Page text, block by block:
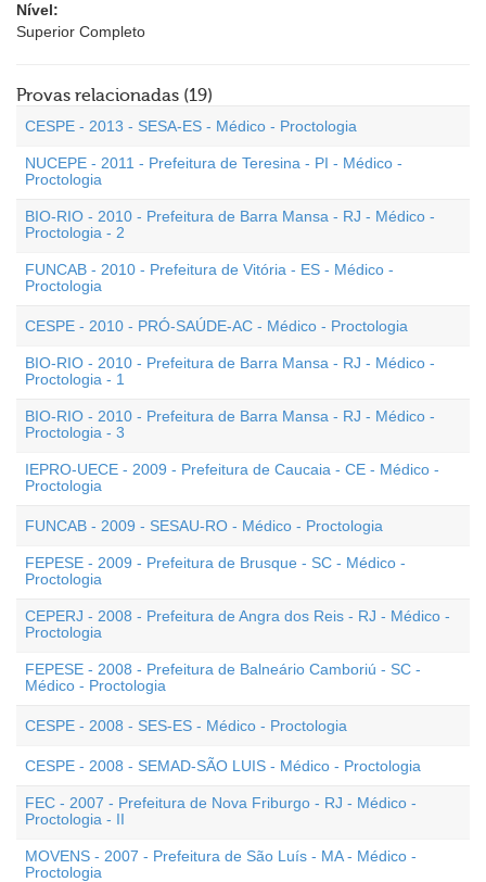
Nível:
Superior Completo
Provas relacionadas (19)
CESPE - 2013 - SESA-ES - Médico - Proctologia
NUCEPE - 2011 - Prefeitura de Teresina - PI - Médico -
Proctologia
BIO-RIO - 2010 - Prefeitura de Barra Mansa - RJ - Médico -
Proctologia - 2
FUNCAB - 2010 - Prefeitura de Vitória - ES - Médico -
Proctologia
CESPE - 2010 - PRÓ-SAÚDE-AC - Médico - Proctologia
BIO-RIO - 2010 - Prefeitura de Barra Mansa - RJ - Médico -
Proctologia - 1
BIO-RIO - 2010 - Prefeitura de Barra Mansa - RJ - Médico -
Proctologia - 3
IEPRO-UECE - 2009 - Prefeitura de Caucaia - CE - Médico -
Proctologia
FUNCAB - 2009 - SESAU-RO - Médico - Proctologia
FEPESE - 2009 - Prefeitura de Brusque - SC - Médico -
Proctologia
CEPERJ - 2008 - Prefeitura de Angra dos Reis - RJ - Médico -
Proctologia
FEPESE - 2008 - Prefeitura de Balneário Camboriú - SC -
Médico - Proctologia
CESPE - 2008 - SES-ES - Médico - Proctologia
CESPE - 2008 - SEMAD-SÃO LUIS - Médico - Proctologia
FEC - 2007 - Prefeitura de Nova Friburgo - RJ - Médico -
Proctologia - II
MOVENS - 2007 - Prefeitura de São Luís - MA - Médico -
Proctologia